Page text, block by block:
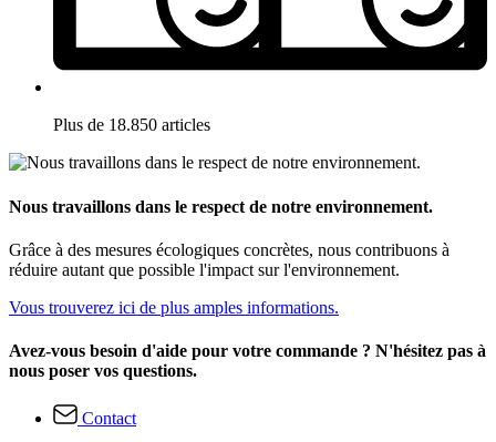
Plus de 18.850 articles
Nous travaillons dans le respect de notre environnement.
Grâce à des mesures écologiques concrètes, nous contribuons à
réduire autant que possible l'impact sur l'environnement.
Vous trouverez ici de plus amples informations.
Avez-vous besoin d'aide pour votre commande ? N'hésitez pas à
nous poser vos questions.
Contact